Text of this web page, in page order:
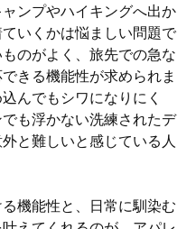
ンプやハイキングへ出か
いくかは悩ましい問題で
のがよく、旅先での急な
きる機能性が求められま
んでもシワになりにく
も浮かない洗練されたデ
と難しいと感じている人
機能性と、日常に馴染む